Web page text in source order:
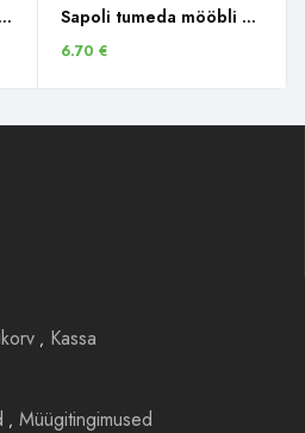
Sapoli heleda mööbli hooldusvahend / 250ml Sapoli tumeda mööbli hooldusvahend 250 ml
6.70 €
Kassa
Müügitingimused